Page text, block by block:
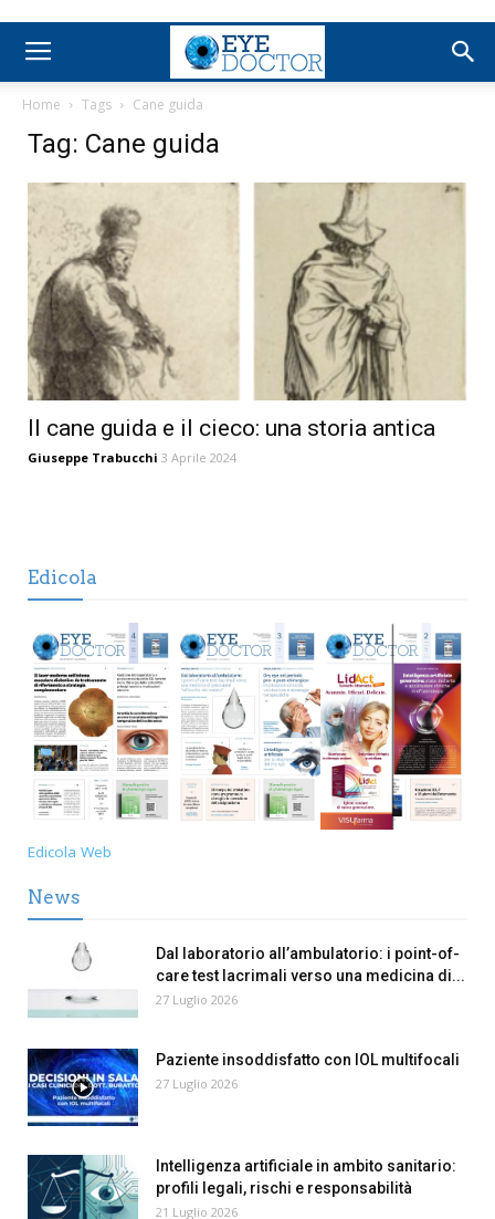
Home Tags Cane guida
Tag: Cane guida
Il cane guida e il cieco: una storia antica
Giuseppe Trabucchi 3 Aprile 2024
Edicola
Edicola Web
News
Dal laboratorio all’ambulatorio: i point-of-
care test lacrimali verso una medicina di...
27 Luglio 2026
Paziente insoddisfatto con IOL multifocali
27 Luglio 2026
Intelligenza artificiale in ambito sanitario:
profili legali, rischi e responsabilità
21 Luglio 2026